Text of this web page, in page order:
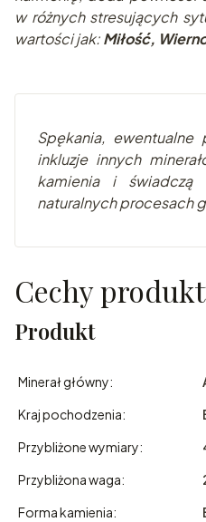
w różnych stresujących
wartości jak:Miłość,
Spękania, ewentualne
inkluzje innych
kamienia i
naturalnych procesach
Cechy
Produkt
Minerał główny:
Kraj pochodzenia:
Przybliżone wymiary:
Przybliżona waga:
Forma kamienia: